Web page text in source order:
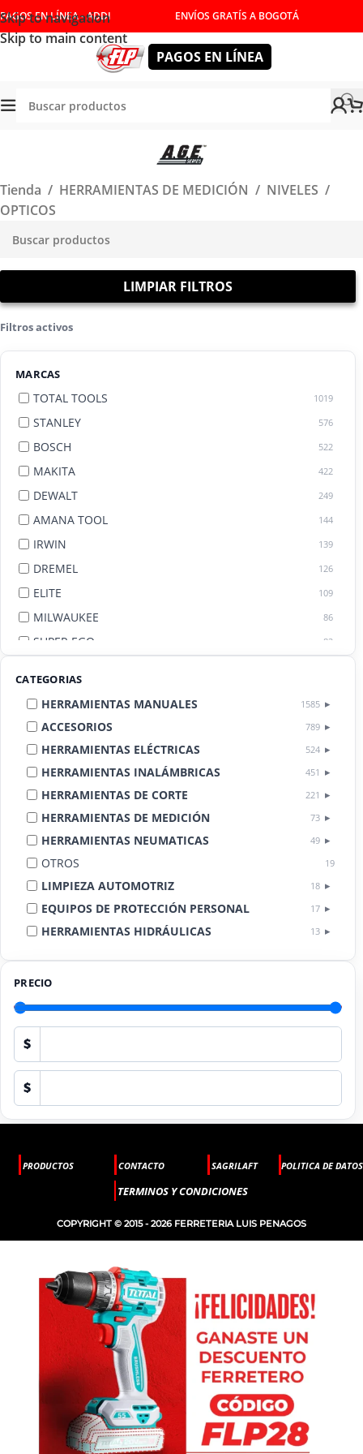
Skip to navigation
Skip to main content
PAGOS EN LÍNEA - ADDI ENVÍOS GRATÍS A BOGOTÁ
PAGOS EN LÍNEA
Tienda / HERRAMIENTAS DE MEDICIÓN / NIVELES /
OPTICOS
LIMPIAR FILTROS
Filtros activos
MARCAS
TOTAL TOOLS 1019
STANLEY 576
BOSCH 522
MAKITA 422
DEWALT 249
AMANA TOOL 144
IRWIN 139
DREMEL 126
ELITE 109
MILWAUKEE 86
SUPER EGO 82
CATEGORIAS
HERRAMIENTAS MANUALES 1585
ACCESORIOS 789
HERRAMIENTAS ELÉCTRICAS 524
HERRAMIENTAS INALÁMBRICAS 451
HERRAMIENTAS DE CORTE 221
HERRAMIENTAS DE MEDICIÓN 73
HERRAMIENTAS NEUMATICAS 49
OTROS 19
LIMPIEZA AUTOMOTRIZ 18
EQUIPOS DE PROTECCIÓN PERSONAL 17
HERRAMIENTAS HIDRÁULICAS 13
PRECIO
$
$
PRODUCTOS CONTACTO SAGRILAFT POLITICA DE DATOS
TERMINOS Y CONDICIONES
COPYRIGHT © 2015 - 2026 FERRETERIA LUIS PENAGOS